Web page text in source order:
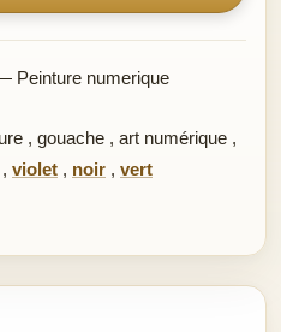
Peinture numerique
, gouache , art numérique ,
, violet , noir , vert